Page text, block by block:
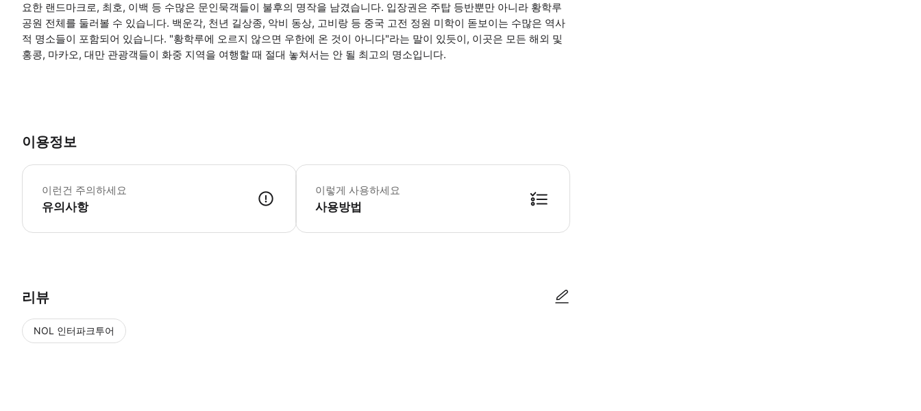
요한 랜드마크로, 최호, 이백 등 수많은 문인묵객들이 불후의 명작을 남겼습니다. 입장권은 주탑 등반뿐만 아니라 황학루
공원 전체를 둘러볼 수 있습니다. 백운각, 천년 길상종, 악비 동상, 고비랑 등 중국 고전 정원 미학이 돋보이는 수많은 역사
적 명소들이 포함되어 있습니다. "황학루에 오르지 않으면 우한에 온 것이 아니다"라는 말이 있듯이, 이곳은 모든 해외 및
홍콩, 마카오, 대만 관광객들이 화중 지역을 여행할 때 절대 놓쳐서는 안 될 최고의 명소입니다.
이용정보
이런건 주의하세요
유의사항
황학루는 우한의 랜드마크 건물로, 장강 기슭 무창의 서산 위에 위치해 있으며, 많은 명사들이 이곳에 시와 명문을 남겼습니다. 황학루는 삼국 시대에 지어
이렇게 사용하세요
사용방법
리뷰
NOL 인터파크투어